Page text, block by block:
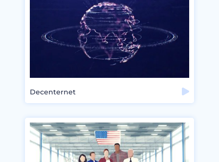
Decenternet